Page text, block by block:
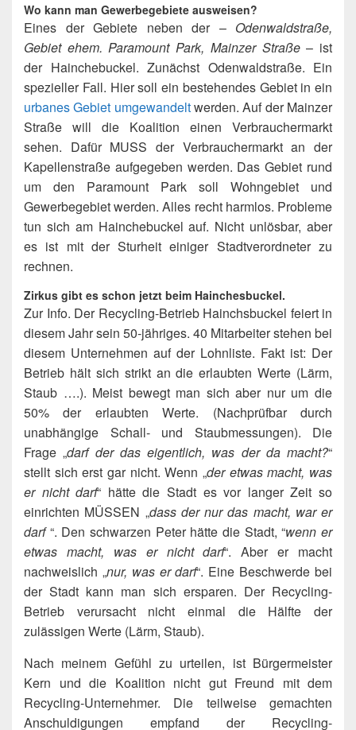
Wo kann man Gewerbegebiete ausweisen?
Eines der Gebiete neben der –Odenwaldstraße,
Gebiet ehem. Paramount Park, Mainzer Straße– ist
der Hainchebuckel. Zunächst Odenwaldstraße. Ein
spezieller Fall. Hier soll ein bestehendes Gebiet in ein
urbanes Gebiet umgewandeltwerden. Auf der Mainzer
Straße will die Koalition einen Verbrauchermarkt
sehen. Dafür MUSS der Verbrauchermarkt an der
Kapellenstraße aufgegeben werden. Das Gebiet rund
um den Paramount Park soll Wohngebiet und
Gewerbegebiet werden. Alles recht harmlos. Probleme
tun sich am Hainchebuckel auf. Nicht unlösbar, aber
es ist mit der Sturheit einiger Stadtverordneter zu
rechnen.
Zirkus gibt es schon jetzt beim Hainchesbuckel.
Zur Info. Der Recycling-Betrieb Hainchsbuckel feiert in
diesem Jahr sein 50-jähriges. 40 Mitarbeiter stehen bei
diesem Unternehmen auf der Lohnliste. Fakt ist: Der
Betrieb hält sich strikt an die erlaubten Werte (Lärm,
Staub ….). Meist bewegt man sich aber nur um die
50% der erlaubten Werte. (Nachprüfbar durch
unabhängige Schall- und Staubmessungen). Die
Frage „darf der das eigentlich, was der da macht?“
stellt sich erst gar nicht. Wenn „der etwas macht, was
er nicht darf“ hätte die Stadt es vor langer Zeit so
einrichten MÜSSEN „dass der nur das macht, war er
darf“. Den schwarzen Peter hätte die Stadt, “wenn er
etwas macht, was er nicht darf“. Aber er macht
nachweislich „nur, was er darf“. Eine Beschwerde bei
der Stadt kann man sich ersparen. Der Recycling-
Betrieb verursacht nicht einmal die Hälfte der
zulässigen Werte (Lärm, Staub).
Nach meinem Gefühl zu urteilen, ist Bürgermeister
Kern und die Koalition nicht gut Freund mit dem
Recycling-Unternehmer. Die teilweise gemachten
Anschuldigungen empfand der Recycling-